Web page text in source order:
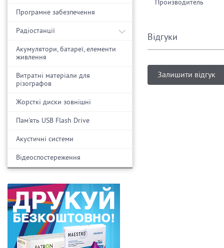
Програмне забезпечення
Радіостанції
Акумулятори, батареї, елементи
живлення
Витратні матеріали для
різографов
Жорсткі диски зовнішні
Пам'ять USB Flash Drive
Акустичні системи
Відеоспостереження
Производитель
Відгуки
Залишити відгук